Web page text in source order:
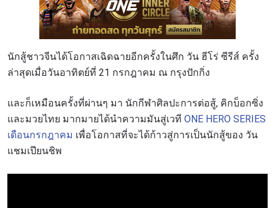
นักสู้ชาวจีนได้โอกาสเฉิดฉายอีกครั้งในศึก วัน ฮีโร่ ซีรีส์ ครั้ง
ล่าสุดเมื่อวันอาทิตย์ที่ 21 กรกฎาคม ณ กรุงปักกิ่ง
และก็เหมือนครั้งที่ผ่านๆ มา นักกีฬาศิลปะการต่อสู้, คิกบ็อกซิ่ง
และมวยไทย มากมายได้นำความมันสู่เวที ONE HERO SERIES
เดือนกรกฎาคม เพื่อโอกาสที่จะได้ก้าวสู่การเป็นนักสู้ของ วัน
แชมเปียนชิพ